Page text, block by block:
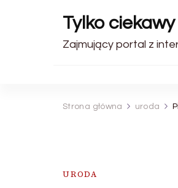
Tylko
Zajmujący portal z
Strona główna uroda
URODA